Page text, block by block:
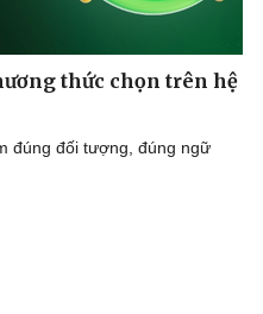
thức chọn trên hệ
đúng đối tượng, đúng ngữ